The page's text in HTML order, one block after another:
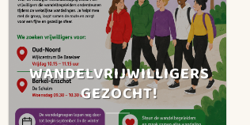
WANDELVRIJWILLIGERS
GEZOCHT!